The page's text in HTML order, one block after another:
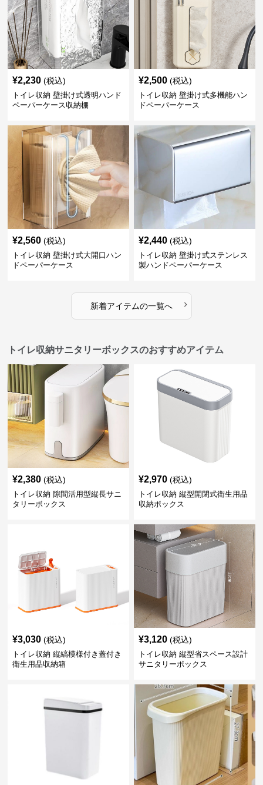
¥2,230 (税込)
トイレ収納 壁掛け式透明ハンド
ペーパーケース収納棚
¥2,500 (税込)
トイレ収納 壁掛け式多機能ハン
ドペーパーケース
¥2,560 (税込)
トイレ収納 壁掛け式大開口ハン
ドペーパーケース
¥2,440 (税込)
トイレ収納 壁掛け式ステンレス
製ハンドペーパーケース
新着アイテムの一覧へ ›
トイレ収納サニタリーボックスのおすすめアイテム
¥2,380 (税込)
トイレ収納 隙間活用型縦長サニ
タリーボックス
¥2,970 (税込)
トイレ収納 縦型開閉式衛生用品
収納ボックス
¥3,030 (税込)
トイレ収納 縦縞模様付き蓋付き
衛生用品収納箱
¥3,120 (税込)
トイレ収納 縦型省スペース設計
サニタリーボックス